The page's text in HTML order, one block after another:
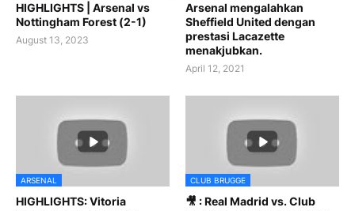
HIGHLIGHTS | Arsenal vs
Nottingham Forest (2-1)
August 13, 2023
Arsenal mengalahkan
Sheffield United dengan
prestasi Lacazette
menakjubkan.
April 12, 2021
ARSENAL
HIGHLIGHTS: Vitoria
CLUB BRUGGE
🎥 : Real Madrid vs. Club